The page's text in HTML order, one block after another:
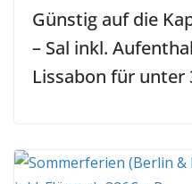
Günstig auf die
– Sal inkl.
Lissabon für unter